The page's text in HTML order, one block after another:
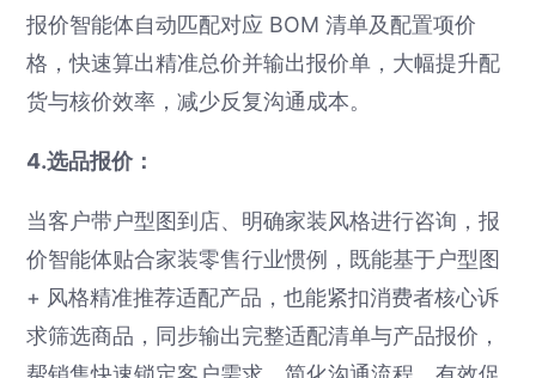
报价智能体自动匹配对应 BOM 清单及配置项价
格，快速算出精准总价并输出报价单，大幅提升配
货与核价效率，减少反复沟通成本。
4.选品报价：
当客户带户型图到店、明确家装风格进行咨询，报
价智能体贴合家装零售行业惯例，既能基于户型图
+ 风格精准推荐适配产品，也能紧扣消费者核心诉
求筛选商品，同步输出完整适配清单与产品报价，